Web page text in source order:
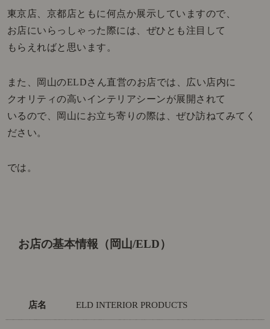
東京店、京都店ともに何点か展示していますので、
お店にいらっしゃった際には、ぜひとも注目して
もらえればと思います。
また、岡山のELDさん直営のお店では、広い店内に
クオリティの高いインテリアシーンが展開されて
いるので、岡山にお立ち寄りの際は、ぜひ訪ねてみてく
ださい。
では。
お店の基本情報（岡山/ELD）
店名 ELD INTERIOR PRODUCTS